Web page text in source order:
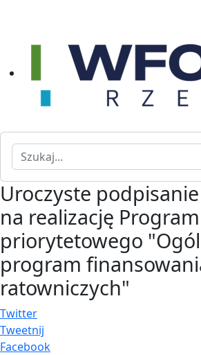
Szukaj
Uroczyste
na realizację
priorytetowego
program
ratowniczych"
Twitter
Tweetnij
Facebook